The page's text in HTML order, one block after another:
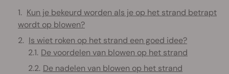
Kun je bekeurd worden als je op het strand betrapt
wordt op blowen?
Is wiet roken op het strand een goed idee?
De voordelen van blowen op het strand
De nadelen van blowen op het strand